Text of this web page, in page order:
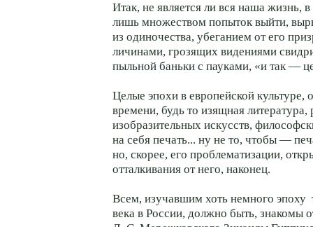
Итак, не является ли вся наша жизнь,
лишь множеством попыток выйти,
из одиночества, убеганием от его
личинами, грозящих видениями
пыльной баньки с пауками, «и так —
Целые эпохи в европейской культуре,
времени, будь то изящная
изобразительных искусств,
на себя печать... ну не то, чтобы —
но, скорее, его проблематизации,
отталкивания от него, наконец.
Всем, изучавшим хоть немного эпоху
века в России, должно быть, знакомы